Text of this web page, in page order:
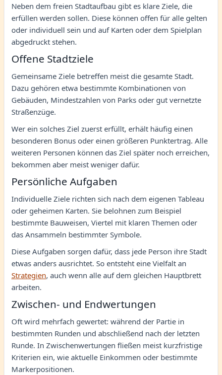
Neben dem freien Stadtaufbau gibt es klare Ziele, die
erfüllen werden sollen. Diese können offen für alle gelten
oder individuell sein und auf Karten oder dem Spielplan
abgedruckt stehen.
Offene Stadtziele
Gemeinsame Ziele betreffen meist die gesamte Stadt.
Dazu gehören etwa bestimmte Kombinationen von
Gebäuden, Mindestzahlen von Parks oder gut vernetzte
Straßenzüge.
Wer ein solches Ziel zuerst erfüllt, erhält häufig einen
besonderen Bonus oder einen größeren Punktertrag. Alle
weiteren Personen können das Ziel später noch erreichen,
bekommen aber meist weniger dafür.
Persönliche Aufgaben
Individuelle Ziele richten sich nach dem eigenen Tableau
oder geheimen Karten. Sie belohnen zum Beispiel
bestimmte Bauweisen, Viertel mit klaren Themen oder
das Ansammeln bestimmter Symbole.
Diese Aufgaben sorgen dafür, dass jede Person ihre Stadt
etwas anders ausrichtet. So entsteht eine Vielfalt an
Strategien, auch wenn alle auf dem gleichen Hauptbrett
arbeiten.
Zwischen- und Endwertungen
Oft wird mehrfach gewertet: während der Partie in
bestimmten Runden und abschließend nach der letzten
Runde. In Zwischenwertungen fließen meist kurzfristige
Kriterien ein, wie aktuelle Einkommen oder bestimmte
Markerpositionen.